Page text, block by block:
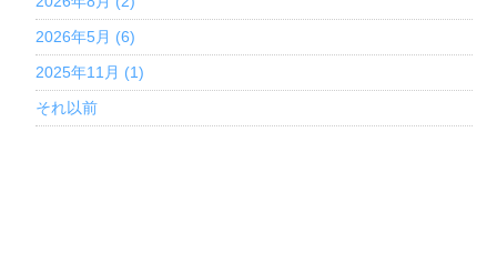
2026年5月 (6)
2025年11月 (1)
それ以前